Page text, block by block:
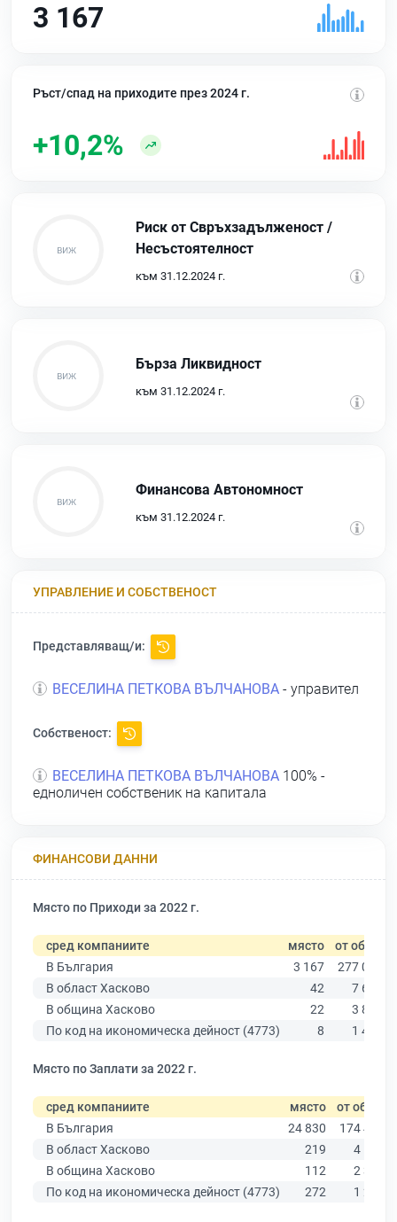
3 167
Ръст/спад на приходите през 2024 г.
+10,2%
Риск от Свръхзадълженост /
Несъстоятелност
към 31.12.2024 г.
Бърза Ликвидност
към 31.12.2024 г.
Финансова Автономност
към 31.12.2024 г.
УПРАВЛЕНИЕ И СОБСТВЕНОСТ
Представляващ/и:
ВЕСЕЛИНА ПЕТКОВА ВЪЛЧАНОВА - управител
Собственост:
ВЕСЕЛИНА ПЕТКОВА ВЪЛЧАНОВА 100% -
едноличен собственик на капитала
ФИНАНСОВИ ДАННИ
Място по Приходи за 2022 г.
сред компаниите място от общо
В България
3 167
277 019
В област Хасково
42
7 664
В община Хасково
22
3 838
По код на икономическа дейност (4773)
8 1 427
Място по Заплати за 2022 г.
сред компаниите място от общо
В България
24 830
174 403
В област Хасково
219
4 585
В община Хасково
112
2 315
По код на икономическа дейност (4773)
272 1 231